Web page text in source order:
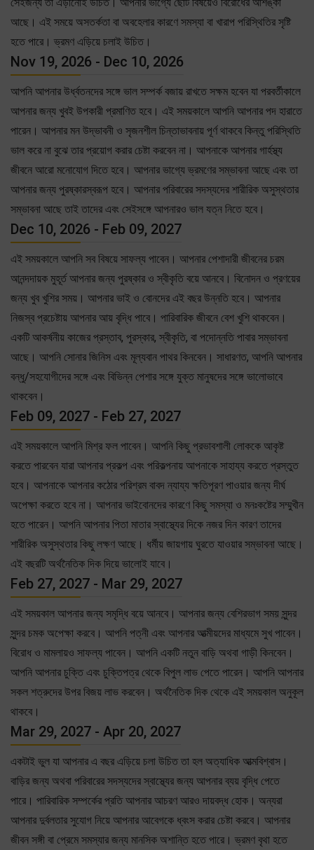
আছে। এই সময়ে অসতর্কতা বা অবহেলার কারণে সমস্যা বা খারাপ পরিস্থিতির সৃষ্টি
হতে পারে। ভ্রমণ এড়িয়ে চলাই উচিত।
Nov 19, 2026 - Dec 10, 2026
আপনি আপনার উর্ধ্বতনদের সঙ্গে ভাল সম্পর্ক বজায় রাখতে সক্ষম হবেন যা পরবর্তীকালে
আপনার জন্য খুবই উপকারী প্রমাণিত হবে। এই সময়কালে আপনি আপনার পদ হারাতে
পারেন। আপনার মন উদ্ভাবনী ও সৃজনশীল চিন্তাভাবনায় পূর্ণ থাকবে কিন্তু পরিস্থিতি
ভাল করে না বুঝে তার প্রয়োগ করার চেষ্টা করবেন না। আপনাকে আপনার গার্হস্থ্য
জীবনে আরো মনোযোগ দিতে হবে। আপনার ভাগ্যে ভ্রমণের সম্ভাবনা আছে এবং তা
আপনার জন্য পুরষ্কারস্বরূপ হবে। আপনার পরিবারের সদস্যদের শারীরিক অসুস্থতার
সম্ভাবনা আছে তাই তাদের এবং সেইসঙ্গে আপনারও ভাল যত্ন নিতে হবে।
Dec 10, 2026 - Feb 09, 2027
এই সময়কালে আপনি সব বিষয়ে সাফল্য পাবেন। আপনার পেশাদারী জীবনের চরম
আনন্দদায়ক মুহূর্ত আপনার জন্য পুরষ্কার ও স্বীকৃতি বয়ে আনবে। বিনোদন ও প্রণয়ের
জন্য খুব খুশির সময়। আপনার ভাই ও বোনদের এই বছর উন্নতি হবে। আপনার
নিজস্ব প্রচেষ্টায় আপনার আয় বৃদ্ধি পাবে। পারিবারিক জীবনে বেশ খুশি থাকবেন।
একটি আকর্ষনীয় কাজের প্রস্তাব, পুরস্কার, স্বীকৃতি, বা পদোন্নতি পাবার সম্ভাবনা
আছে। আপনি সোনার জিনিস এবং মূল্যবান পাথর কিনবেন। সাধারণত, আপনি আপনার
বন্ধু/সহযোগীদের সঙ্গে এবং বিভিন্ন পেশার সঙ্গে যুক্ত মানুষদের সঙ্গে ভালোভাবে
থাকবেন।
Feb 09, 2027 - Feb 27, 2027
এই সময়কালে আপনি মিশ্র ফল পাবেন। আপনি কিছু প্রভাবশালী লোককে আকৃষ্ট
করতে পারবেন যারা আপনার প্রকল্প এবং পরিকল্পনায় আপনাকে সাহায্য করতে প্রস্তুত
হবে। আপনাকে আপনার কঠোর পরিশ্রম বাবদ ন্যায্য ক্ষতিপূরণ পাওয়ার জন্য দীর্ঘ
অপেক্ষা করতে হবে না। আপনার ভাইবোনদের কারণে কিছু সমস্যা ও মনঃকষ্টের সম্মুখীন
হতে পারেন। আপনি আপনার পিতা মাতার স্বাস্থ্যের দিকে নজর দিন কারণ তাদের
শারীরিক অসুস্থতার কিছু লক্ষণ আছে। ধর্মীয় জায়গায় ঘুরতে যাওয়ার সম্ভাবনা আছে।
এই বছরটি অর্থনৈতিক দিক দিয়ে ভালোই যাবে।
Feb 27, 2027 - Mar 29, 2027
এই সময়কাল আপনার জন্য সমৃদ্ধি বয়ে আনবে। আপনার জন্য বেশিরভাগ সময় সুন্দর
সুন্দর চমক অপেক্ষা করবে। আপনি পত্নী এবং আপনার আত্মীয়দের মাধ্যমে সুখ পাবেন।
বিরোধ ও মামলায়ও সাফল্য পাবেন। আপনি একটি নতুন বাড়ি অথবা গাড়ী কিনবেন।
আপনি আপনার চুক্তি এবং চুক্তিপত্র থেকে বিপুল লাভ পেতে পারেন। আপনি আপনার
সকল শত্রুদের উপর বিজয় লাভ করবেন। অর্থনৈতিক দিক থেকে এই সময়কাল অনুকূল
থাকবে।
Mar 29, 2027 - Apr 20, 2027
একটাই ভুল যা আপনার এ বছর এড়িয়ে চলা উচিত তা হল অত্যাধিক আত্মবিশ্বাস।
বাড়ির জন্য অথবা পরিবারের সদস্যদের স্বাস্থ্যের জন্য আপনার ব্যয় বৃদ্ধি পেতে
পারে। পারিবারিক সম্পর্কের প্রতি আপনার আচরণ আরও দায়বদ্ধ হোক। অন্যরা
আপনার দুর্বলতার সুযোগ নিয়ে আপনার আবেগকে ধ্বংস করার চেষ্টা করবে। আপনার
জীবন সঙ্গী বা প্রেমে সমস্যার জন্য মানসিক অশান্তি হতে পারে। ভ্রমণ বৃথা হতে